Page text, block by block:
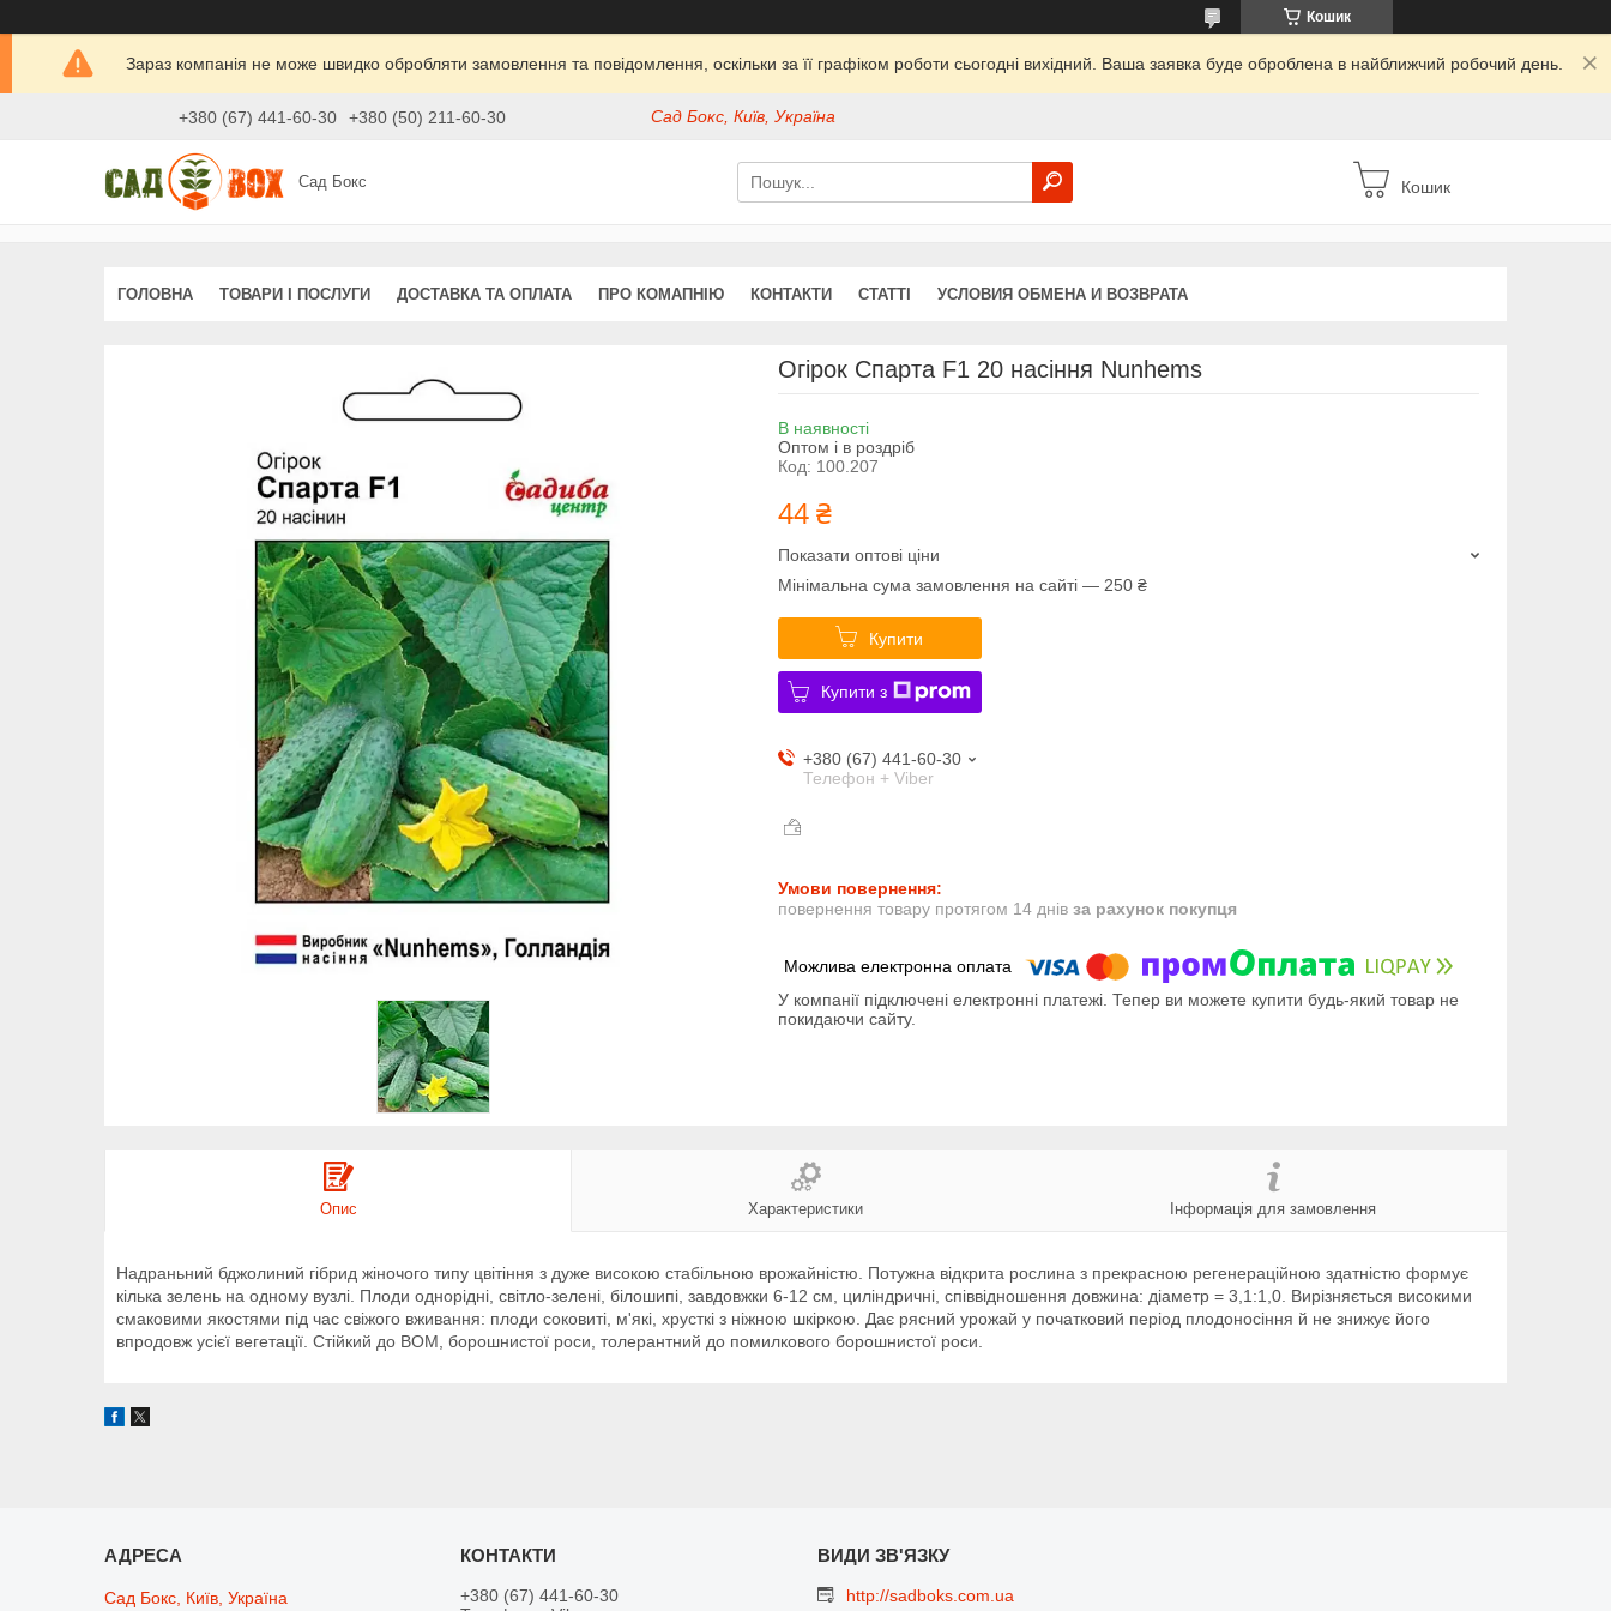
Кошик
Зараз компанія не може швидко обробляти замовлення та повідомлення, оскільки за її графіком роботи сьогодні вихідний. Ваша заявка буде оброблена в найближчий робочий день.
+380 (67) 441-60-30 +380 (50) 211-60-30 Сад Бокс, Київ, Україна
Сад Бокс Кошик
ГОЛОВНА ТОВАРИ І ПОСЛУГИ ДОСТАВКА ТА ОПЛАТА ПРО КОМАПНІЮ КОНТАКТИ СТАТТІ УСЛОВИЯ ОБМЕНА И ВОЗВРАТА
Огірок Спарта F1 20 насіння Nunhems
В наявності
Оптом і в роздріб
Код: 100.207
44 ₴
Показати оптові ціни
Мінімальна сума замовлення на сайті — 250 ₴
Купити
Купити з
+380 (67) 441-60-30
Телефон + Viber
повернення товару протягом 14 днів за рахунок покупця
У компанії підключені електронні платежі. Тепер ви можете купити будь-який товар не
покидаючи сайту.
Опис Характеристики Інформація для замовлення
Надраньний бджолиний гібрид жіночого типу цвітіння з дуже високою стабільною врожайністю. Потужна відкрита рослина з прекрасною регенераційною здатністю формує
кілька зелень на одному вузлі. Плоди однорідні, світло-зелені, білошипі, завдовжки 6-12 см, циліндричні, співвідношення довжина: діаметр = 3,1:1,0. Вирізняється високими
смаковими якостями під час свіжого вживання: плоди соковиті, м'які, хрусткі з ніжною шкіркою. Дає рясний урожай у початковий період плодоносіння й не знижує його
впродовж усієї вегетації. Стійкий до ВОМ, борошнистої роси, толерантний до помилкового борошнистої роси.
Сад Бокс, Київ, Україна
+380 (67) 441-60-30
http://sadboks.com.ua